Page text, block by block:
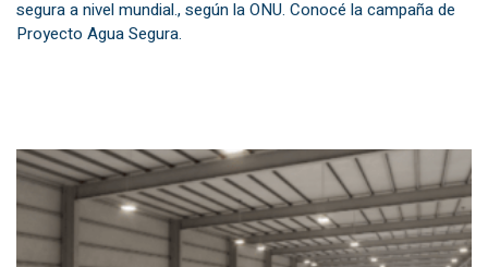
segura a nivel mundial., según la ONU. Conocé la campaña de
Proyecto Agua Segura.